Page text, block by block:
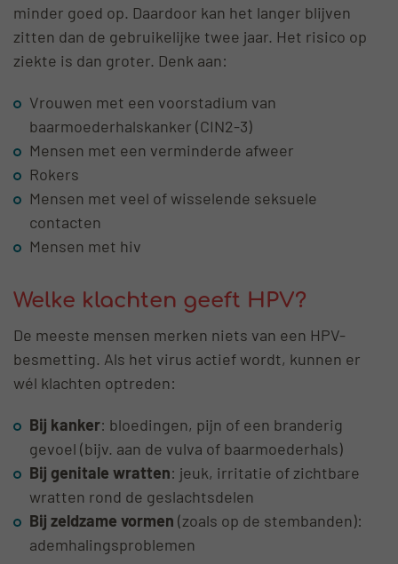
minder goed op. Daardoor kan het langer blijven
zitten dan de gebruikelijke twee jaar. Het risico op
ziekte is dan groter. Denk aan:
Vrouwen met een voorstadium van
baarmoederhalskanker (CIN2-3)
Mensen met een verminderde afweer
Rokers
Mensen met veel of wisselende seksuele
contacten
Mensen met hiv
Welke klachten geeft HPV?
De meeste mensen merken niets van een HPV-
besmetting. Als het virus actief wordt, kunnen er
wél klachten optreden:
Bij kanker: bloedingen, pijn of een branderig
gevoel (bijv. aan de vulva of baarmoederhals)
Bij genitale wratten: jeuk, irritatie of zichtbare
wratten rond de geslachtsdelen
Bij zeldzame vormen (zoals op de stembanden):
ademhalingsproblemen